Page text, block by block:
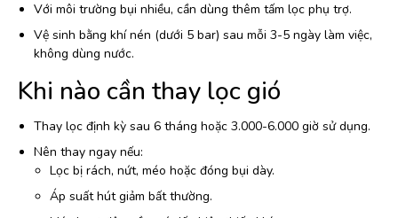
Với môi trường bụi nhiều, cần dùng thêm tấm lọc phụ trợ.
Vệ sinh bằng khí nén (dưới 5 bar) sau mỗi 3-5 ngày làm việc,
không dùng nước.
Khi nào cần thay lọc gió
Thay lọc định kỳ sau 6 tháng hoặc 3.000-6.000 giờ sử dụng.
Nên thay ngay nếu:
Lọc bị rách, nứt, méo hoặc đóng bụi dày.
Áp suất hút giảm bất thường.